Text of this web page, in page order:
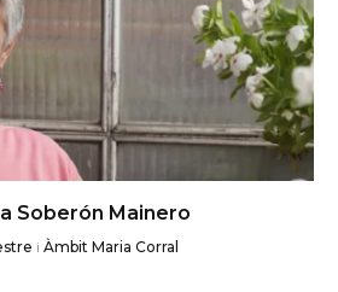
Soberón Mainero
i Àmbit Maria Corral